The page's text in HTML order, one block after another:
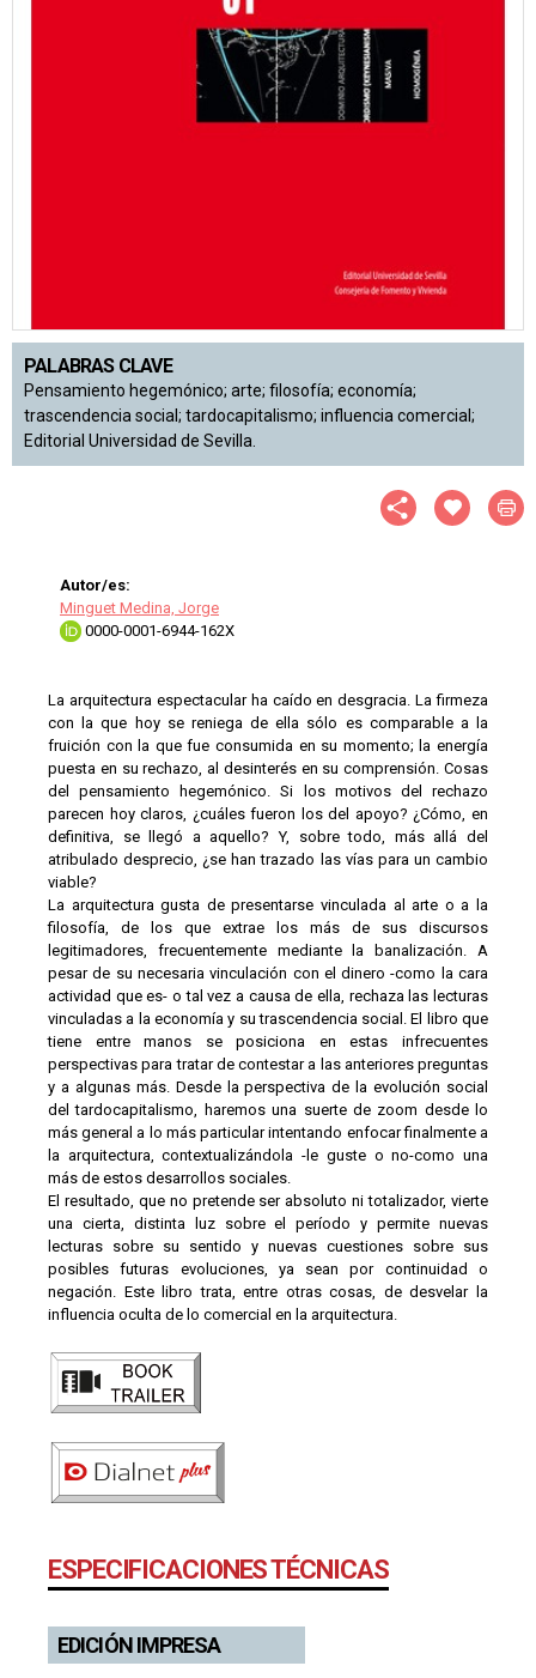
PALABRAS CLAVE
Pensamiento hegemónico; arte; filosofía; economía;
trascendencia social; tardocapitalismo; influencia comercial;
Editorial Universidad de Sevilla.
Autor/es:
Minguet Medina, Jorge
0000-0001-6944-162X
La arquitectura espectacular ha caído en desgracia. La firmeza
con la que hoy se reniega de ella sólo es comparable a la
fruición con la que fue consumida en su momento; la energía
puesta en su rechazo, al desinterés en su comprensión. Cosas
del pensamiento hegemónico. Si los motivos del rechazo
parecen hoy claros, ¿cuáles fueron los del apoyo? ¿Cómo, en
definitiva, se llegó a aquello? Y, sobre todo, más allá del
atribulado desprecio, ¿se han trazado las vías para un cambio
viable?
La arquitectura gusta de presentarse vinculada al arte o a la
filosofía, de los que extrae los más de sus discursos
legitimadores, frecuentemente mediante la banalización. A
pesar de su necesaria vinculación con el dinero -como la cara
actividad que es- o tal vez a causa de ella, rechaza las lecturas
vinculadas a la economía y su trascendencia social. El libro que
tiene entre manos se posiciona en estas infrecuentes
perspectivas para tratar de contestar a las anteriores preguntas
y a algunas más. Desde la perspectiva de la evolución social
del tardocapitalismo, haremos una suerte de zoom desde lo
más general a lo más particular intentando enfocar finalmente a
la arquitectura, contextualizándola -le guste o no-como una
más de estos desarrollos sociales.
El resultado, que no pretende ser absoluto ni totalizador, vierte
una cierta, distinta luz sobre el período y permite nuevas
lecturas sobre su sentido y nuevas cuestiones sobre sus
posibles futuras evoluciones, ya sean por continuidad o
negación. Este libro trata, entre otras cosas, de desvelar la
influencia oculta de lo comercial en la arquitectura.
ESPECIFICACIONES TÉCNICAS
EDICIÓN IMPRESA